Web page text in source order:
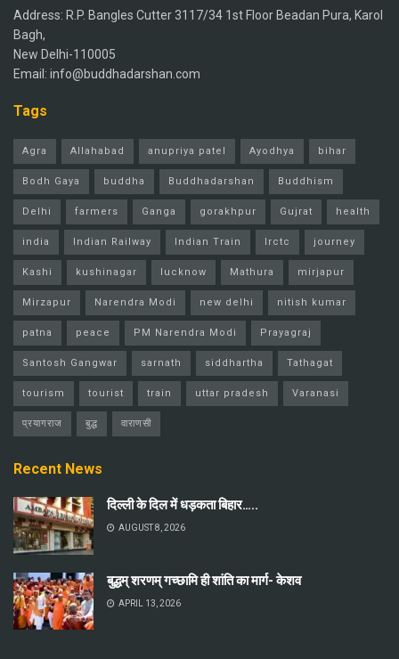
Address: R.P. Bangles Cutter 3117/34 1st Floor Beadan Pura, Karol
Bagh,
New Delhi-110005
Email: info@buddhadarshan.com
Tags
Agra Allahabad anupriya patel Ayodhya bihar
Bodh Gaya buddha Buddhadarshan Buddhism
Delhi farmers Ganga gorakhpur Gujrat health
india Indian Railway Indian Train Irctc journey
Kashi kushinagar lucknow Mathura mirjapur
Mirzapur Narendra Modi new delhi nitish kumar
patna peace PM Narendra Modi Prayagraj
Santosh Gangwar sarnath siddhartha Tathagat
tourism tourist train uttar pradesh Varanasi
प्रयागराज बुद्ध वाराणसी
Recent News
दिल्ली के दिल में धड़कता बिहार…..
AUGUST 8, 2026
बुद्धम् शरणम् गच्छामि ही शांति का मार्ग- केशव
APRIL 13, 2026